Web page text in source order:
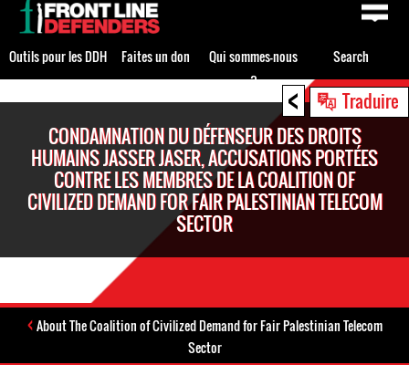
< Traduire
CONDAMNATION DU DÉFENSEUR DES DROITS
HUMAINS JASSER JASER, ACCUSATIONS PORTÉES
CONTRE LES MEMBRES DE LA COALITION OF
CIVILIZED DEMAND FOR FAIR PALESTINIAN TELECOM
SECTOR
About The Coalition of Civilized Demand for Fair Palestinian Telecom
Sector
to
top
Outils pour les DDH Faites un don
Qui sommes-nous
?
Search